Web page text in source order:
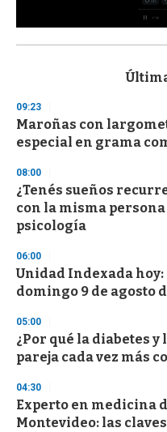
s
d
s
o
f
3
s
e
c
o
d
s
09:23
Maroñas con
especial en grama
08:00
¿Tenés sueños
con la misma
psicología
06:00
Unidad Indexada hoy:
domingo 9 de agosto
05:00
¿Por qué la diabetes
pareja cada vez más
04:30
Experto en medicina
Montevideo: las